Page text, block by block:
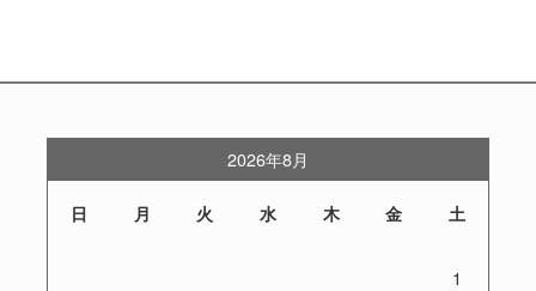
2026年8月
日 月 火 水 木 金 土
1